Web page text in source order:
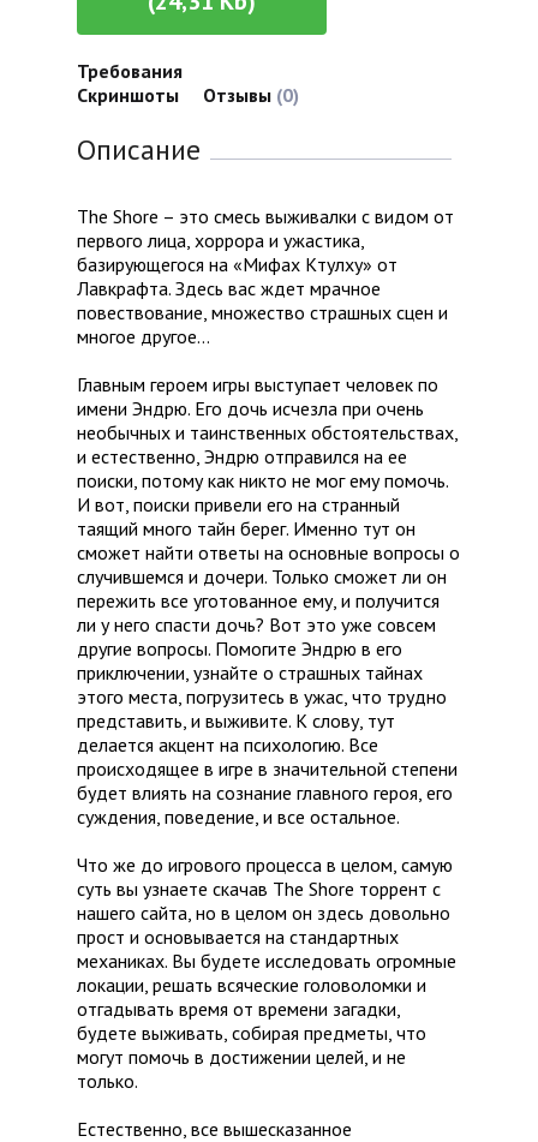
Требования
Скриншоты
Отзывы (0)
Описание
The Shore – это смесь выживалки с видом от
первого лица, хоррора и ужастика,
базирующегося на «Мифах Ктулху» от
Лавкрафта. Здесь вас ждет мрачное
повествование, множество страшных сцен и
многое другое…
Главным героем игры выступает человек по
имени Эндрю. Его дочь исчезла при очень
необычных и таинственных обстоятельствах,
и естественно, Эндрю отправился на ее
поиски, потому как никто не мог ему помочь.
И вот, поиски привели его на странный
таящий много тайн берег. Именно тут он
сможет найти ответы на основные вопросы о
случившемся и дочери. Только сможет ли он
пережить все уготованное ему, и получится
ли у него спасти дочь? Вот это уже совсем
другие вопросы. Помогите Эндрю в его
приключении, узнайте о страшных тайнах
этого места, погрузитесь в ужас, что трудно
представить, и выживите. К слову, тут
делается акцент на психологию. Все
происходящее в игре в значительной степени
будет влиять на сознание главного героя, его
суждения, поведение, и все остальное.
Что же до игрового процесса в целом, самую
суть вы узнаете скачав The Shore торрент с
нашего сайта, но в целом он здесь довольно
прост и основывается на стандартных
механиках. Вы будете исследовать огромные
локации, решать всяческие головоломки и
отгадывать время от времени загадки,
будете выживать, собирая предметы, что
могут помочь в достижении целей, и не
только.
Естественно, все вышесказанное